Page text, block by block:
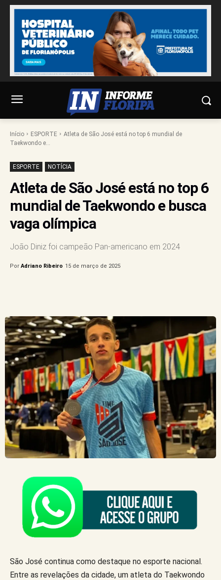
Início ESPORTE
Atleta de São José está no top 6 mundial de
Taekwondo e...
ESPORTE NOTÍCIA
Atleta de São José está no top 6
mundial de Taekwondo e busca
vaga olímpica
João Diniz foi campeão Pan-americano em 2024
Por Adriano Ribeiro 15 de março de 2025
São José continua como destaque no esporte nacional.
Entre as revelações da cidade, um atleta do Taekwondo